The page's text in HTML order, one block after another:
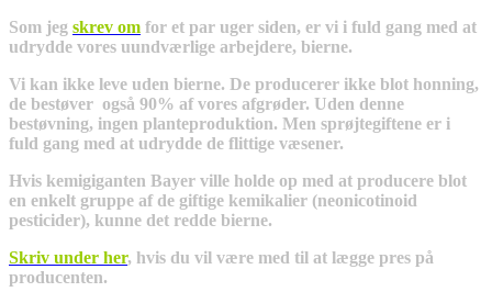
Som jeg skrev om for et par uger siden, er vi i fuld gang med at
udrydde vores uundværlige arbejdere, bierne.
Vi kan ikke leve uden bierne. De producerer ikke blot honning,
de bestøver også 90% af vores afgrøder. Uden denne
bestøvning, ingen planteproduktion. Men sprøjtegiftene er i
fuld gang med at udrydde de flittige væsener.
Hvis kemigiganten Bayer ville holde op med at producere blot
en enkelt gruppe af de giftige kemikalier (neonicotinoid
pesticider), kunne det redde bierne.
Skriv under her, hvis du vil være med til at lægge pres på
producenten.